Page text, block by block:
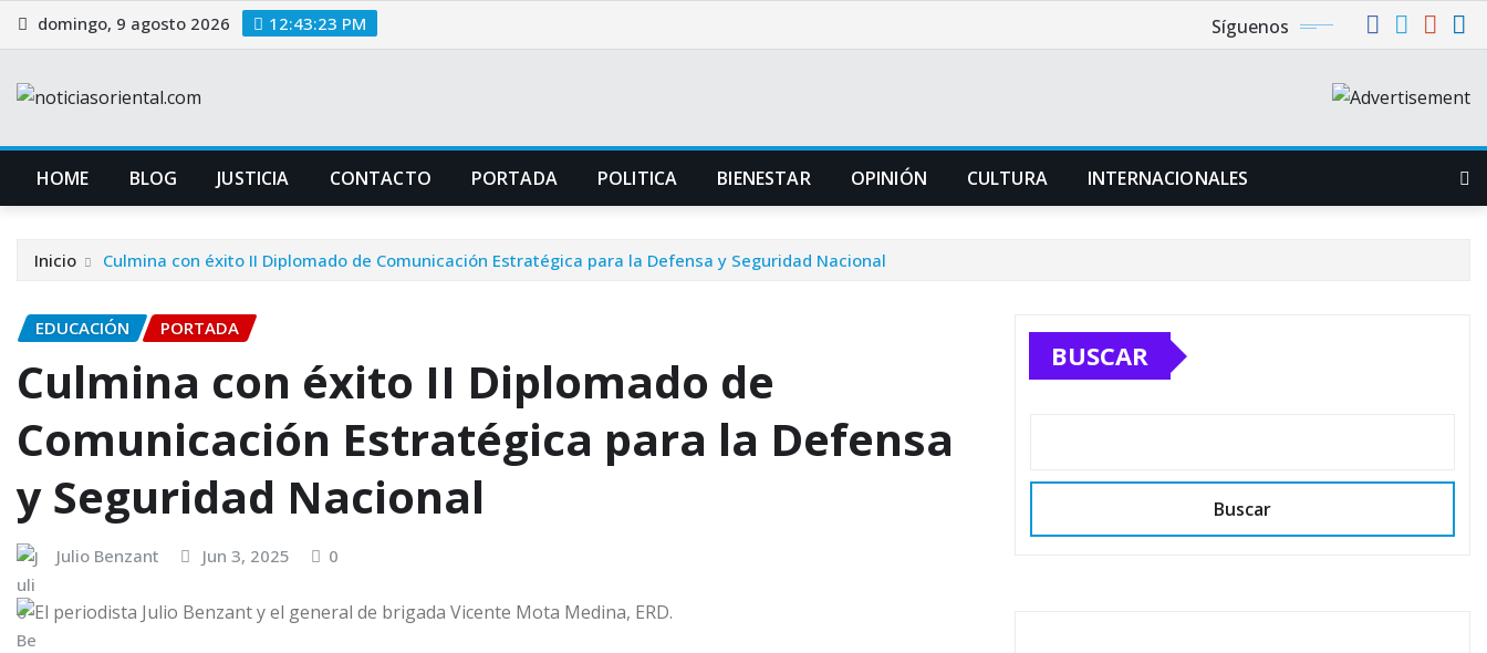
Saltar
al
domingo, 9 agosto 2026 12:43:24 PM Síguenos
HOME BLOG JUSTICIA CONTACTO PORTADA POLITICA BIENESTAR OPINIÓN CULTURA INTERNACIONALES
Inicio Culmina con éxito II Diplomado de Comunicación Estratégica para la Defensa y Seguridad Nacional
EDUCACIÓN PORTADA
Culmina con éxito II Diplomado de
Comunicación Estratégica para la Defensa
y Seguridad Nacional
Julio Benzant Jun 3, 2025 0
BUSCAR
Buscar